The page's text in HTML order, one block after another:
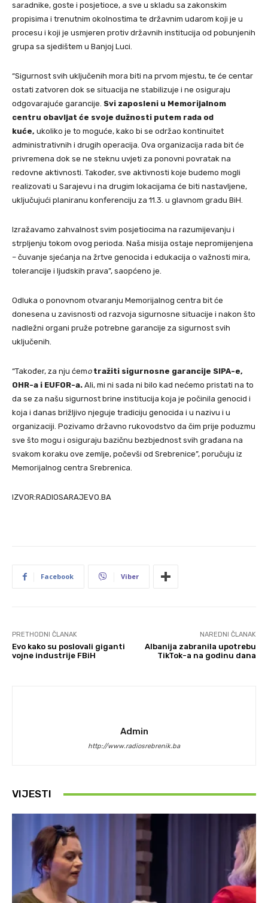
saradnike, goste i posjetioce, a sve u skladu sa zakonskim
propisima i trenutnim okolnostima te državnim udarom koji je u
procesu i koji je usmjeren protiv državnih institucija od pobunjenih
grupa sa sjedištem u Banjoj Luci.
“Sigurnost svih uključenih mora biti na prvom mjestu, te će centar
ostati zatvoren dok se situacija ne stabilizuje i ne osiguraju
odgovarajuće garancije. Svi zaposleni u Memorijalnom
centru obavljat će svoje dužnosti putem rada od
kuće, ukoliko je to moguće, kako bi se održao kontinuitet
administrativnih i drugih operacija. Ova organizacija rada bit će
privremena dok se ne steknu uvjeti za ponovni povratak na
redovne aktivnosti. Također, sve aktivnosti koje budemo mogli
realizovati u Sarajevu i na drugim lokacijama će biti nastavljene,
uključujući planiranu konferenciju za 11.3. u glavnom gradu BiH.
Izražavamo zahvalnost svim posjetiocima na razumijevanju i
strpljenju tokom ovog perioda. Naša misija ostaje nepromijenjena
– čuvanje sjećanja na žrtve genocida i edukacija o važnosti mira,
tolerancije i ljudskih prava”, saopćeno je.
Odluka o ponovnom otvaranju Memorijalnog centra bit će
donesena u zavisnosti od razvoja sigurnosne situacije i nakon što
nadležni organi pruže potrebne garancije za sigurnost svih
uključenih.
“Također, za nju ćemotražiti sigurnosne garancije SIPA-e,
OHR-a i EUFOR-a. Ali, mi ni sada ni bilo kad nećemo pristati na to
da se za našu sigurnost brine institucija koja je počinila genocid i
koja i danas brižljivo njeguje tradiciju genocida i u nazivu i u
organizaciji. Pozivamo državno rukovodstvo da čim prije poduzmu
sve što mogu i osiguraju bazičnu bezbjednost svih građana na
svakom koraku ove zemlje, počevši od Srebrenice”, poručuju iz
Memorijalnog centra Srebrenica.
IZVOR:RADIOSARAJEVO.BA
Facebook Viber
PRETHODNI ČLANAK
Evo kako su poslovali giganti
vojne industrije FBiH
NAREDNI ČLANAK
Albanija zabranila upotrebu
TikTok-a na godinu dana
Admin
http://www.radiosrebrenik.ba
VIJESTI